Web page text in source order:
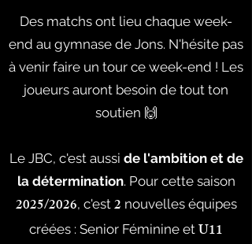
Des matchs ont lieu chaque week-
end au gymnase de Jons. N'hésite pas
à venir faire un tour ce week-end ! Les
joueurs auront besoin de tout ton
soutien 🙌
Le JBC, c'est aussi de l'ambition et de
la détermination. Pour cette saison
2025/2026, c'est 2 nouvelles équipes
créées : Senior Féminine et U11